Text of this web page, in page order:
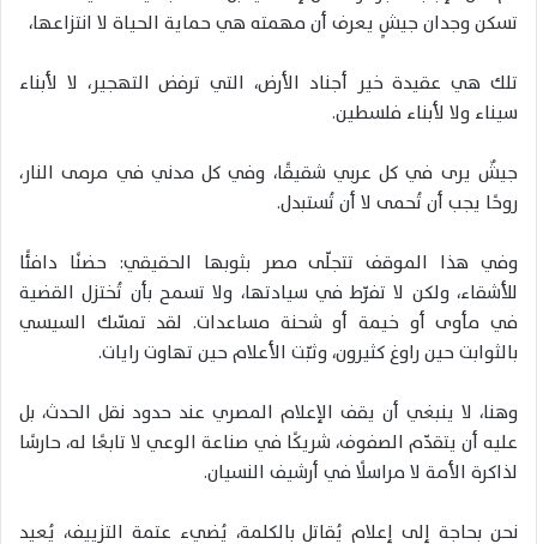
تسكن وجدان جيشٍ يعرف أن مهمته هي حماية الحياة لا انتزاعها،
تلك هي عقيدة خير أجناد الأرض، التي ترفض التهجير، لا لأبناء
سيناء ولا لأبناء فلسطين.
جيشٌ يرى في كل عربي شقيقًا، وفي كل مدني في مرمى النار،
روحًا يجب أن تُحمى لا أن تُستبدل.
وفي هذا الموقف تتجلّى مصر بثوبها الحقيقي: حضنًا دافئًا
للأشقاء، ولكن لا تفرّط في سيادتها، ولا تسمح بأن تُختزل القضية
في مأوى أو خيمة أو شحنة مساعدات. لقد تمسّك السيسي
بالثوابت حين راوغ كثيرون، وثبّت الأعلام حين تهاوت رايات.
وهنا، لا ينبغي أن يقف الإعلام المصري عند حدود نقل الحدث، بل
عليه أن يتقدّم الصفوف، شريكًا في صناعة الوعي لا تابعًا له، حارسًا
لذاكرة الأمة لا مراسلًا في أرشيف النسيان.
نحن بحاجة إلى إعلام يُقاتل بالكلمة، يُضيء عتمة التزييف، يُعيد